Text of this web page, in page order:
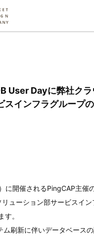
User Dayに弊社ク
スインフラグループ
に開催されるPingCAP主催
ューション部サービスイ
。
ム刷新に伴いデータベース